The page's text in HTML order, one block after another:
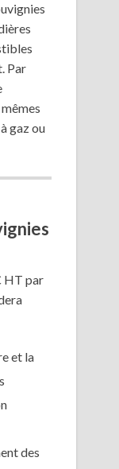
Par
gaz ou
HT par
et la
des